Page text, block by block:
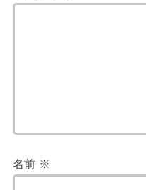
名前 ※